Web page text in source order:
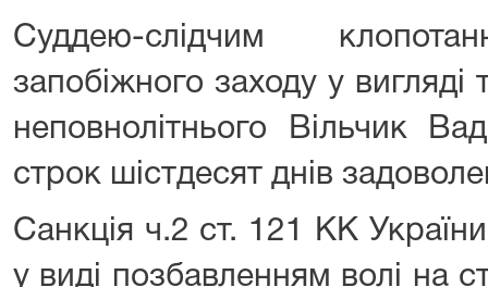
Суддею-слідчим
запобіжного заходу у
неповнолітнього Вільчик
строк шістдесят днів
Санкція ч.2 ст. 121 КК
у виді позбавленням волі на